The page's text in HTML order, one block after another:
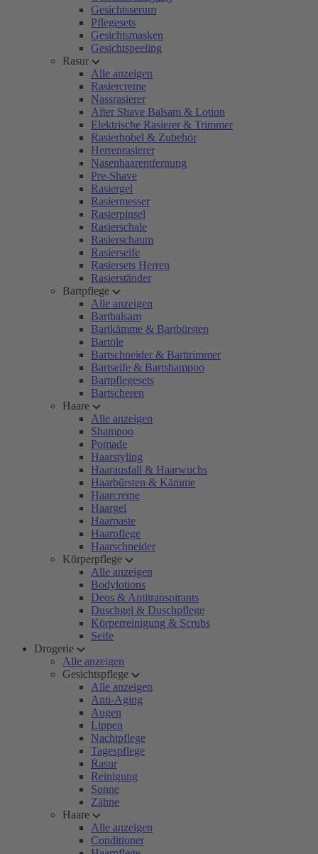
Gesichtsserum
Pflegesets
Gesichtsmasken
Gesichtspeeling
Rasur
Alle anzeigen
Rasiercreme
Nassrasierer
After Shave Balsam & Lotion
Elektrische Rasierer & Trimmer
Rasierhobel & Zubehör
Herrenrasierer
Nasenhaarentfernung
Pre-Shave
Rasiergel
Rasiermesser
Rasierpinsel
Rasierschale
Rasierschaum
Rasierseife
Rasiersets Herren
Rasierständer
Bartpflege
Alle anzeigen
Bartbalsam
Bartkämme & Bartbürsten
Bartöle
Bartschneider & Barttrimmer
Bartseife & Bartshampoo
Bartpflegesets
Bartscheren
Haare
Alle anzeigen
Shampoo
Pomade
Haarstyling
Haarausfall & Haarwuchs
Haarbürsten & Kämme
Haarcreme
Haargel
Haarpaste
Haarpflege
Haarschneider
Körperpflege
Alle anzeigen
Bodylotions
Deos & Antitranspirants
Duschgel & Duschpflege
Körperreinigung & Scrubs
Seife
Drogerie
Alle anzeigen
Gesichtspflege
Alle anzeigen
Anti-Aging
Augen
Lippen
Nachtpflege
Tagespflege
Rasur
Reinigung
Sonne
Zähne
Haare
Alle anzeigen
Conditioner